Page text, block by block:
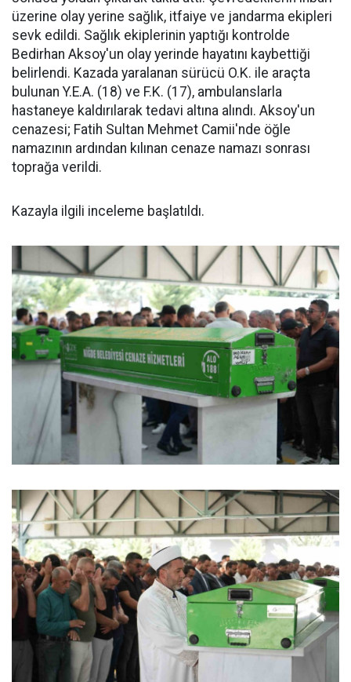
üzerine olay yerine sağlık, itfaiye ve jandarma ekipleri
sevk edildi. Sağlık ekiplerinin yaptığı kontrolde
Bedirhan Aksoy'un olay yerinde hayatını kaybettiği
belirlendi. Kazada yaralanan sürücü O.K. ile araçta
bulunan Y.E.A. (18) ve F.K. (17), ambulanslarla
hastaneye kaldırılarak tedavi altına alındı. Aksoy'un
cenazesi; Fatih Sultan Mehmet Camii'nde öğle
namazının ardından kılınan cenaze namazı sonrası
toprağa verildi.
Kazayla ilgili inceleme başlatıldı.